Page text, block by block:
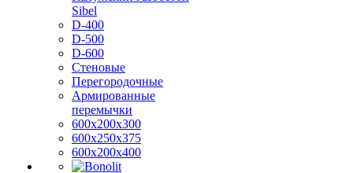
Sibel
D-400
D-500
D-600
Стеновые
Перегородочные
Армированные
перемычки
600х200х300
600х250х375
600х200х400